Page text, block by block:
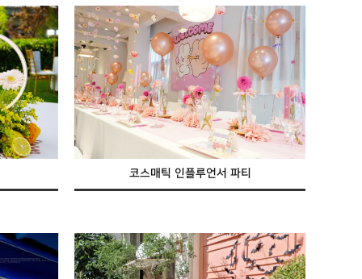
코스매틱 인플루언서 파티